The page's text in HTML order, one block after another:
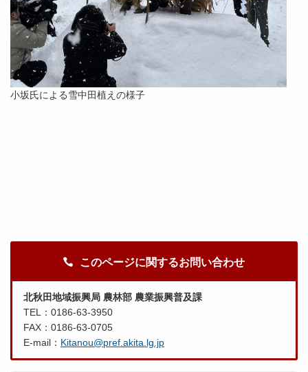
小坂氏による雪中田植えの様子
このページに関するお問い合わせ
北秋田地域振興局 農林部 農業振興普及課
TEL：0186-63-3950
FAX：0186-63-0705
E-mail： Kitanou@pref.akita.lg.jp